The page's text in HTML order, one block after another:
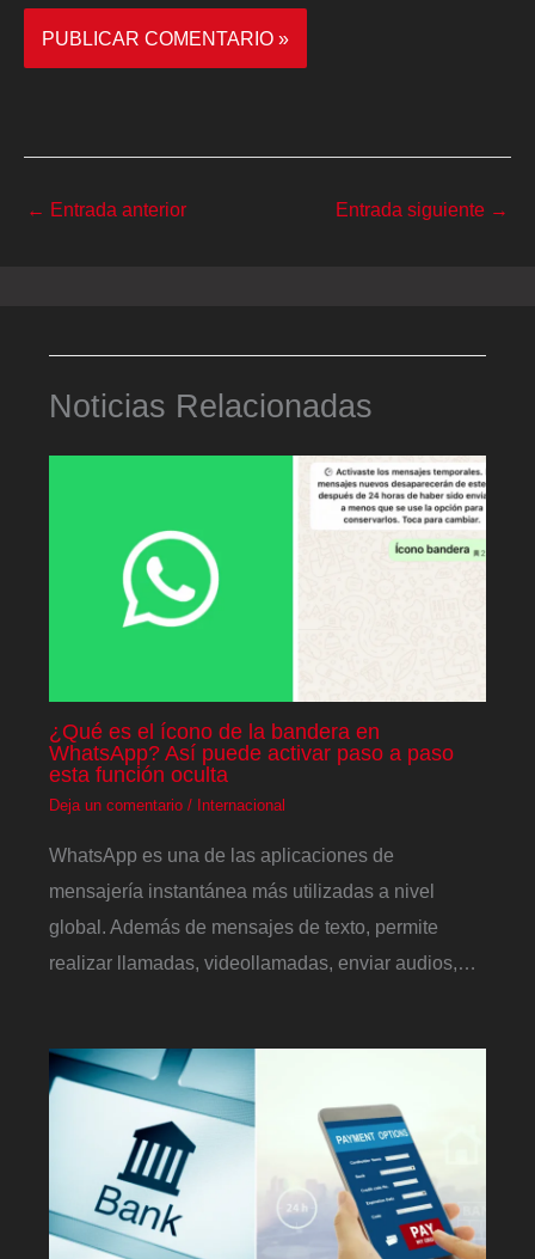
← Entrada anterior Entrada siguiente →
Noticias Relacionadas
¿Qué es el ícono de la bandera en
WhatsApp? Así puede activar paso a paso
esta función oculta
Deja un comentario / Internacional
WhatsApp es una de las aplicaciones de
mensajería instantánea más utilizadas a nivel
global. Además de mensajes de texto, permite
realizar llamadas, videollamadas, enviar audios,…